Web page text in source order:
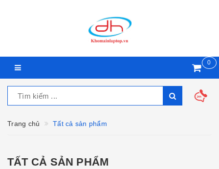
0
Trang chủ Tất cả sản phẩm
TẤT CẢ SẢN PHẨM